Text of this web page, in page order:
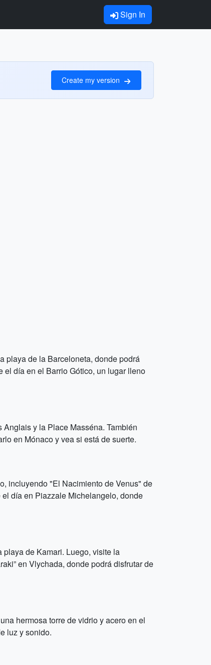
Sign In
Create my version
playa de la Barceloneta, donde podrá
el día en el Barrio Gótico, un lugar lleno
y la Place Masséna. También
en Mónaco y vea si está de suerte.
incluyendo "El Nacimiento de Venus" de
día en Piazzale Michelangelo, donde
de Kamari. Luego, visite la
en Vlychada, donde podrá disfrutar de
hermosa torre de vidrio y acero en el
luz y sonido.